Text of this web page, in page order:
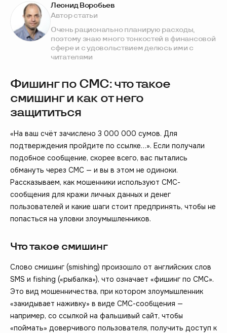
Фишинг по СМС: что такое
смишинг и как от него
защититься
«На ваш счёт зачислено 3 000 000 сумов. Для
подтверждения пройдите по ссылке…». Если получали
подобное сообщение, скорее всего, вас пытались
обмануть через СМС — и вы в этом не одиноки.
Рассказываем, как мошенники используют СМС-
сообщения для кражи личных данных и денег
пользователей и какие шаги стоит предпринять, чтобы не
попасться на уловки злоумышленников.
Что такое смишинг
Слово смишинг (smishing) произошло от английских слов
SMS и fishing («рыбалка»), что означает «фишинг по СМС».
Это вид мошенничества, при котором злоумышленник
«закидывает наживку» в виде СМС-сообщения —
например, со ссылкой на фальшивый сайт, чтобы
«поймать» доверчивого пользователя, получить доступ к
Леонид Воробьев
Автор статьи
Очень рационально планирую расходы,
поэтому знаю много тонкостей в финансовой
сфере и с удовольствием делюсь ими с
читателями